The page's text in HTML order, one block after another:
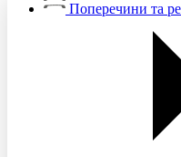
Поперечини та